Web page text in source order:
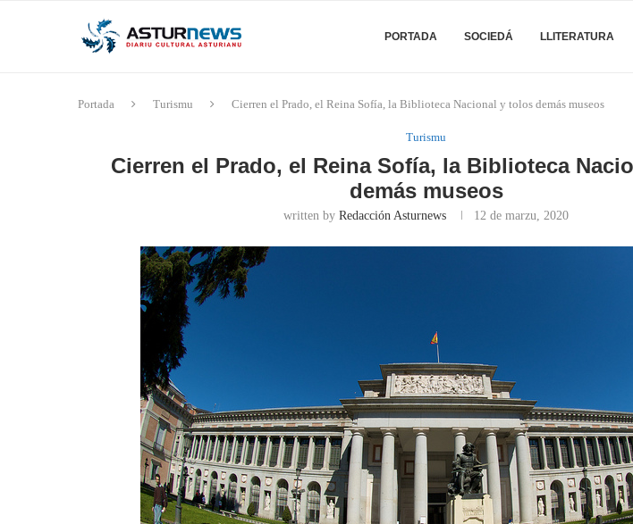
PORTADA SOCIEDÁ LLITERATURA
Portada Turismu Cierren el Prado, el Reina Sofía, la Biblioteca Nacional y tolos demás museos
Turismu
Cierren el Prado, el Reina Sofía, la Biblioteca
demás museos
written byRedacción Asturnews 12 de marzu, 2020